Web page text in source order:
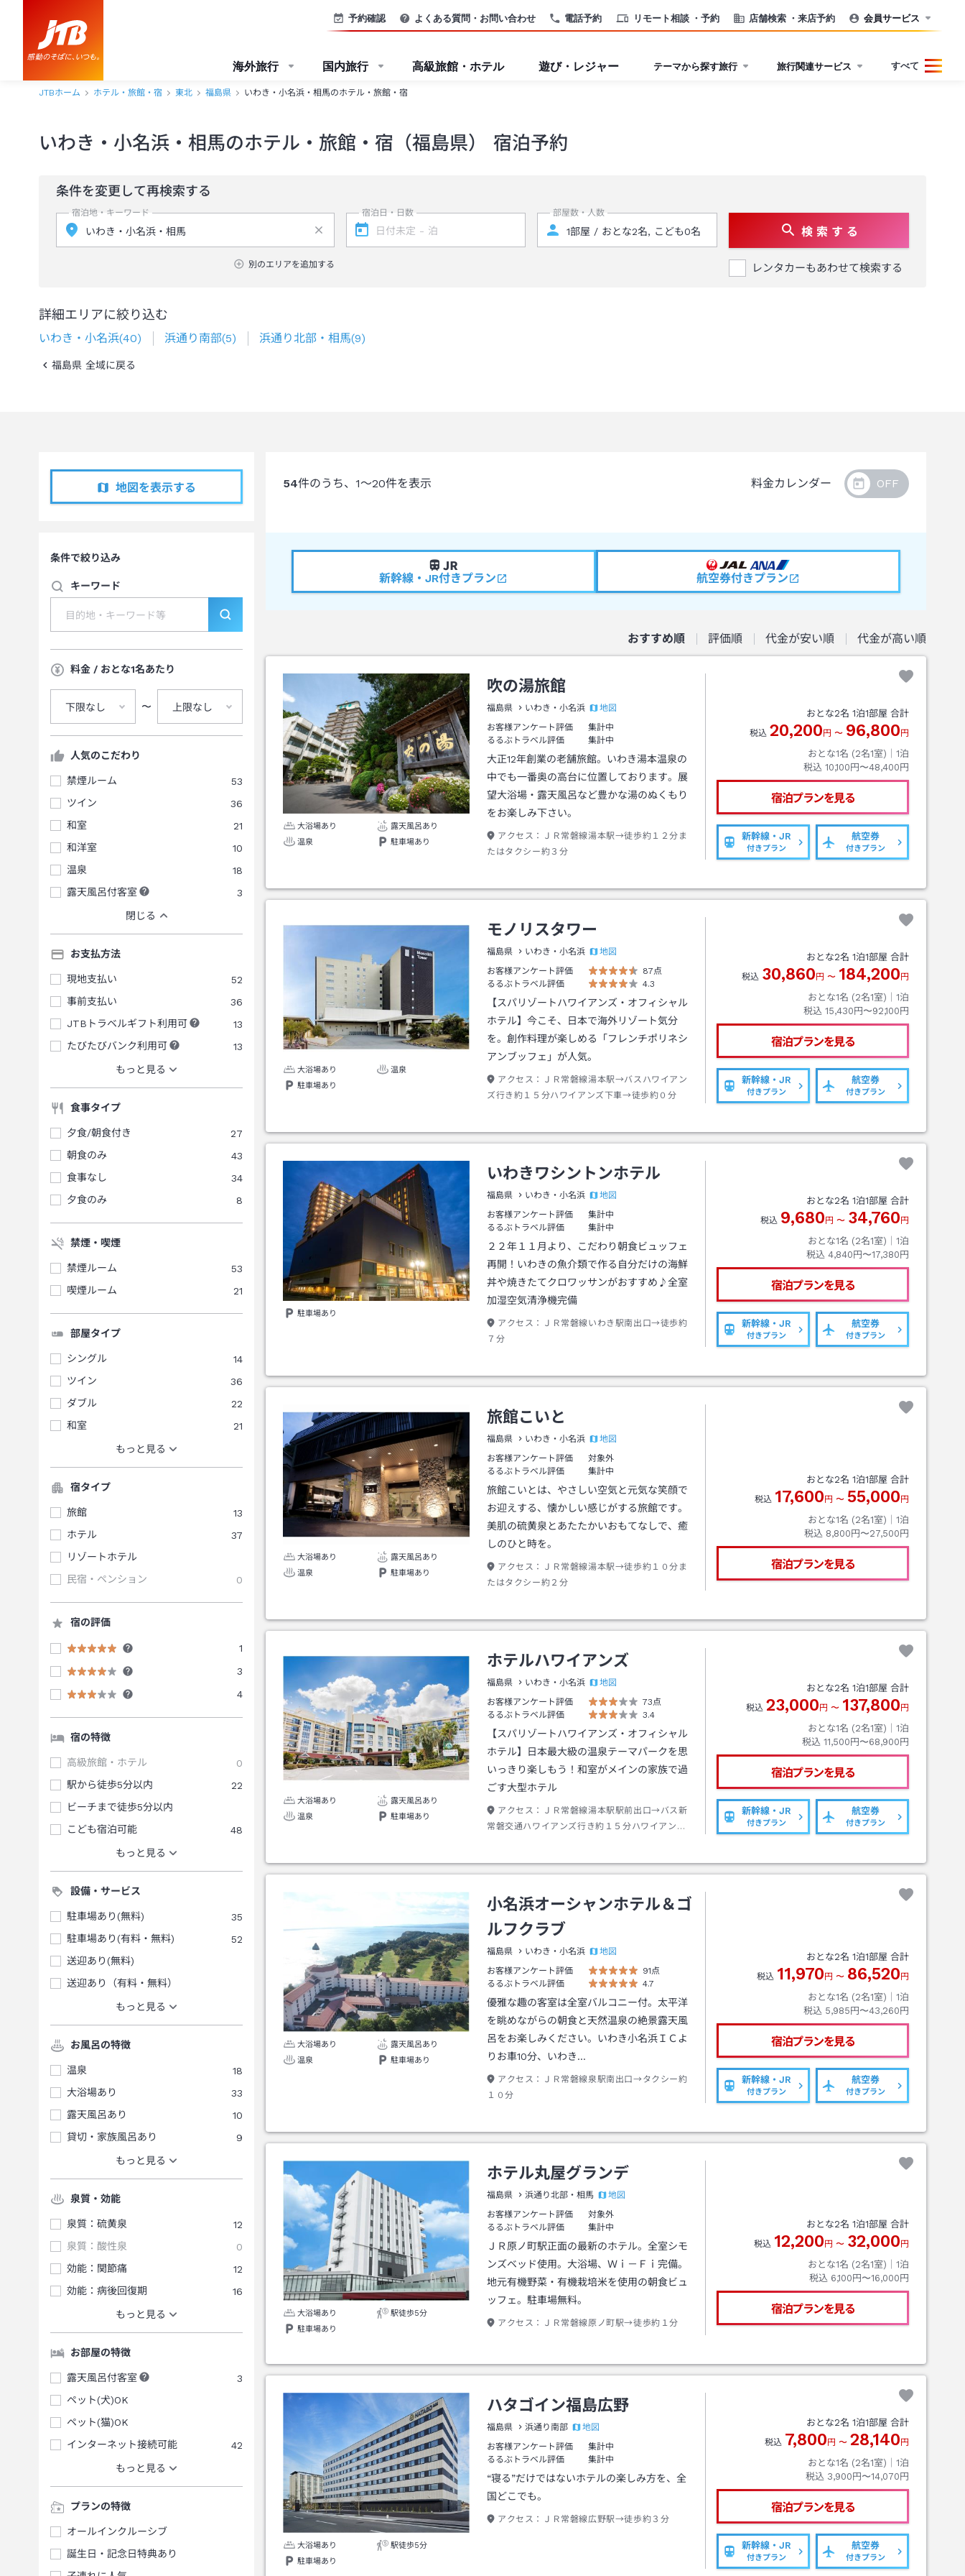
電話予約 リモート相談 ・予約 店舗検索 ・来店予約
予約確認 よくある質問・お問い合わせ 会員サービス
海外旅行 国内旅行 高級旅館・ホテル 遊び・レジャー テーマから探す旅行 旅行関連サービス すべて
JTBホーム ホテル・旅館・宿 東北 福島県 いわき・小名浜・相馬のホテル・旅館・宿
いわき・小名浜・相馬のホテル・旅館・宿（福島県） 宿泊予約
条件を変更して再検索する
宿泊地・キーワード
別のエリアを追加する
宿泊日・日数 部屋数・人数
検 索 す る
レンタカーもあわせて検索する
詳細エリアに絞り込む
いわき・小名浜(40) 浜通り南部(5) 浜通り北部・相馬(9)
福島県 全域に戻る
地図を表示する
条件で絞り込み
キーワード
料金 / おとな1名あたり
下限なし 〜 上限なし
人気のこだわり
禁煙ルーム
53
ツイン
36
和室
21
和洋室
10
温泉
18
露天風呂付客室
3
閉じる
お支払方法
現地支払い
52
事前支払い
36
JTBトラベルギフト利用可
13
たびたびバンク利用可
13
もっと見る
食事タイプ
夕食/朝食付き
27
朝食のみ
43
食事なし
34
夕食のみ
8
禁煙・喫煙
禁煙ルーム
53
喫煙ルーム
21
部屋タイプ
シングル
14
ツイン
36
ダブル
22
和室
21
もっと見る
宿タイプ
旅館
13
ホテル
37
リゾートホテル
民宿・ペンション
0
宿の評価
1
3
4
宿の特徴
高級旅館・ホテル
0
駅から徒歩5分以内
22
ビーチまで徒歩5分以内
こども宿泊可能
48
もっと見る
設備・サービス
駐車場あり(無料)
35
駐車場あり(有料・無料)
52
送迎あり(無料)
送迎あり（有料・無料）
もっと見る
お風呂の特徴
温泉
18
大浴場あり
33
露天風呂あり
10
貸切・家族風呂あり
9
もっと見る
泉質・効能
泉質：硫黄泉
12
泉質：酸性泉
0
効能：関節痛
12
効能：病後回復期
16
もっと見る
お部屋の特徴
露天風呂付客室
3
ペット(犬)OK
ペット(猫)OK
インターネット接続可能
42
もっと見る
プランの特徴
オールインクルーシブ
誕生日・記念日特典あり
54件のうち、 1～20件を表示 料金カレンダー
新幹線・JR付きプラン 航空券付きプラン
おすすめ順 評価順 代金が安い順 代金が高い順
大浴場あり
露天風呂あり
温泉
駐車場あり
吹の湯旅館
福島県 いわき・小名浜
地図
お客様アンケート評価
集計中
るるぶトラベル評価
集計中
大正12年創業の老舗旅館。いわき湯本温泉の
中でも一番奥の高台に位置しております。展
望大浴場・露天風呂など豊かな湯のぬくもり
をお楽しみ下さい。
アクセス：
ＪＲ常磐線湯本駅→徒歩約１２分ま
たはタクシー約３分
おとな2名 1泊1部屋 合計
税込 20,200 円 〜 96,800 円
おとな1名 (2名1室)｜ 1泊
税込 10,100円〜48,400円
宿泊プランを見る
新幹線・JR
付きプラン
航空券
付きプラン
大浴場あり
温泉
駐車場あり
モノリスタワー
福島県 いわき・小名浜
地図
お客様アンケート評価
87点
るるぶトラベル評価
4.3
【スパリゾートハワイアンズ・オフィシャル
ホテル】今こそ、日本で海外リゾート気分
を。創作料理が楽しめる「フレンチポリネシ
アンブッフェ」が人気。
アクセス：
ＪＲ常磐線湯本駅→バスハワイアン
ズ行き約１５分ハワイアンズ下車→徒歩約０分
おとな2名 1泊1部屋 合計
税込 30,860 円 〜 184,200 円
おとな1名 (2名1室)｜ 1泊
税込 15,430円〜92,100円
宿泊プランを見る
新幹線・JR
付きプラン
航空券
付きプラン
駐車場あり
いわきワシントンホテル
福島県 いわき・小名浜
地図
お客様アンケート評価
集計中
るるぶトラベル評価
集計中
２２年１１月より、こだわり朝食ビュッフェ
再開！いわきの魚介類で作る自分だけの海鮮
丼や焼きたてクロワッサンがおすすめ♪全室
加湿空気清浄機完備
アクセス：
ＪＲ常磐線いわき駅南出口→徒歩約
７分
おとな2名 1泊1部屋 合計
税込 9,680 円 〜 34,760 円
おとな1名 (2名1室)｜ 1泊
税込 4,840円〜17,380円
宿泊プランを見る
新幹線・JR
付きプラン
航空券
付きプラン
大浴場あり
露天風呂あり
温泉
駐車場あり
旅館こいと
福島県 いわき・小名浜
地図
お客様アンケート評価
対象外
るるぶトラベル評価
集計中
旅館こいとは、やさしい空気と元気な笑顔で
お迎えする、懐かしい感じがする旅館です。
美肌の硫黄泉とあたたかいおもてなしで、癒
しのひと時を。
アクセス：
ＪＲ常磐線湯本駅→徒歩約１０分ま
たはタクシー約２分
おとな2名 1泊1部屋 合計
税込 17,600 円 〜 55,000 円
おとな1名 (2名1室)｜ 1泊
税込 8,800円〜27,500円
宿泊プランを見る
大浴場あり
露天風呂あり
温泉
駐車場あり
ホテルハワイアンズ
福島県 いわき・小名浜
地図
お客様アンケート評価
73点
るるぶトラベル評価
3.4
【スパリゾートハワイアンズ・オフィシャル
ホテル】日本最大級の温泉テーマパークを思
いっきり楽しもう！和室がメインの家族で過
ごす大型ホテル
アクセス：
ＪＲ常磐線湯本駅駅前出口→バス新
常磐交通ハワイアンズ行き約１５分ハワイアンズ
おとな2名 1泊1部屋 合計
税込 23,000 円 〜 137,800 円
おとな1名 (2名1室)｜ 1泊
税込 11,500円〜68,900円
宿泊プランを見る
新幹線・JR
付きプラン
航空券
付きプラン
大浴場あり
露天風呂あり
温泉
駐車場あり
小名浜オーシャンホテル＆ゴ
ルフクラブ
福島県 いわき・小名浜
地図
お客様アンケート評価
91点
るるぶトラベル評価
4.7
優雅な趣の客室は全室バルコニー付。太平洋
を眺めながらの朝食と天然温泉の絶景露天風
呂をお楽しみください。いわき小名浜ＩＣよ
りお車10分、いわき…
アクセス：
ＪＲ常磐線泉駅南出口→タクシー約
１０分
おとな2名 1泊1部屋 合計
税込 11,970 円 〜 86,520 円
おとな1名 (2名1室)｜ 1泊
税込 5,985円〜43,260円
宿泊プランを見る
新幹線・JR
付きプラン
航空券
付きプラン
大浴場あり
駅徒歩5分
駐車場あり
ホテル丸屋グランデ
福島県 浜通り北部・相馬
地図
お客様アンケート評価
対象外
るるぶトラベル評価
集計中
ＪＲ原ノ町駅正面の最新のホテル。全室シモ
ンズベッド使用。大浴場、Ｗｉ－Ｆｉ完備。
地元有機野菜・有機栽培米を使用の朝食ビュ
ッフェ。駐車場無料。
アクセス： ＪＲ常磐線原ノ町駅→徒歩約１分
おとな2名 1泊1部屋 合計
税込 12,200 円 〜 32,000 円
おとな1名 (2名1室)｜ 1泊
税込 6,100円〜16,000円
宿泊プランを見る
大浴場あり
駅徒歩5分
駐車場あり
ハタゴイン福島広野
福島県 浜通り南部
地図
お客様アンケート評価
集計中
るるぶトラベル評価
集計中
“寝る”だけではないホテルの楽しみ方を、全
国どこでも。
アクセス： ＪＲ常磐線広野駅→徒歩約３分
おとな2名 1泊1部屋 合計
税込 7,800 円 〜 28,140 円
おとな1名 (2名1室)｜ 1泊
税込 3,900円〜14,070円
宿泊プランを見る
新幹線・JR
付きプラン
航空券
付きプラン